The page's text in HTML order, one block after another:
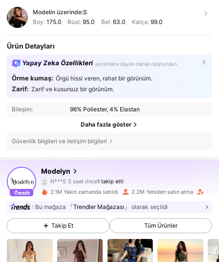
Modelin üzerinde:S
Boy: 175.0 Büst:95.0 Bel: 63.0 Kalça: 99.0
Ürün Detayları
Yapay Zeka Özellikleri ayrıntılara dayalı olarak oluşturulan
Örme kumaş: Örgü hissi veren, rahat bir görünüm.
Zarif: Zarif ve kusursuz bir görünüm.
Bileşim: 96% Poliester, 4% Elastan
Daha fazla göster
Güvenlik bilgileri ve iletişim bilgileri
Modelyn
N***E 5 saat önce
m***8 göz atıyor
4,85
1.2M Takipçiler
4,85 1.2M Takipçiler
2.1M Yakın zamanda satıldı 2.2M Yeniden satın alma
Bu mağaza 「Trendler Mağazası」 olarak seçildi
Takip Et Tüm Ürünler